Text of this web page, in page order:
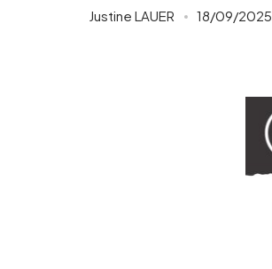
Justine LAUER 18/09/2025